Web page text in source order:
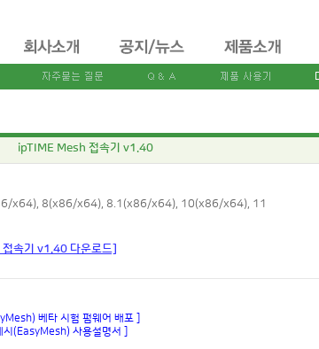
ipTIME Mesh 접속기 v1.40
x64), 8(x86/x64), 8.1(x86/x64), 10(x86/x64), 11
속기 v1.40 다운로드]
베타 시험 펌웨어 배포 ]
시(EasyMesh) 사용설명서 ]